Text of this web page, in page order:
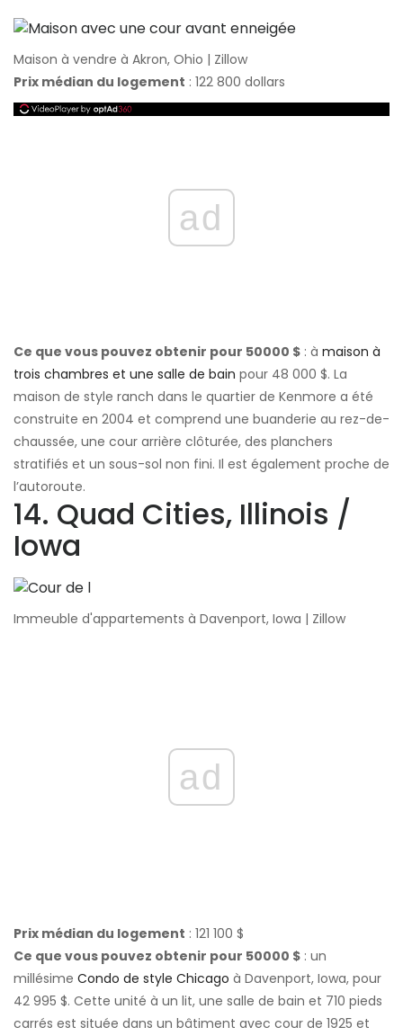
Maison à vendre à Akron, Ohio | Zillow
Prix ​​médian du logement : 122 800 dollars
ad
Ce que vous pouvez obtenir pour 50000 $ : à maison à
trois chambres et une salle de bain pour 48 000 $. La
maison de style ranch dans le quartier de Kenmore a été
construite en 2004 et comprend une buanderie au rez-de-
chaussée, une cour arrière clôturée, des planchers
stratifiés et un sous-sol non fini. Il est également proche de
l’autoroute.
14. Quad Cities, Illinois /
Iowa
Immeuble d'appartements à Davenport, Iowa | Zillow
ad
Prix ​​médian du logement : 121 100 $
Ce que vous pouvez obtenir pour 50000 $ : un
millésime Condo de style Chicago à Davenport, Iowa, pour
42 995 $. Cette unité à un lit, une salle de bain et 710 pieds
carrés est située dans un bâtiment avec cour de 1925 et